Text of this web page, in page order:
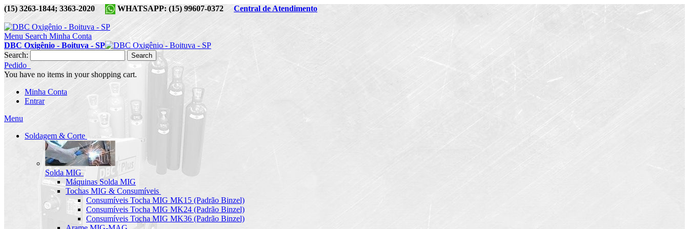
(15) 3263-1844; 3363-2020 WHATSAPP: (15) 99607-0372 Central de Atendimento
Menu Search Minha Conta
DBC Oxigênio - Boituva - SP
Search:
Search
Pedido
You have no items in your shopping cart.
Minha Conta
Entrar
Menu
Soldagem & Corte
Solda MIG
Máquinas Solda MIG
Tochas MIG & Consumíveis
Consumíveis Tocha MIG MK15 (Padrão Binzel)
Consumíveis Tocha MIG MK24 (Padrão Binzel)
Consumíveis Tocha MIG MK36 (Padrão Binzel)